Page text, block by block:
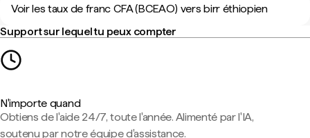
Voir les taux de franc CFA (BCEAO) vers birr éthiopien
Support sur lequel tu peux compter
N'importe quand
Obtiens de l'aide 24/7, toute l'année. Alimenté par l'IA,
soutenu par notre équipe d'assistance.